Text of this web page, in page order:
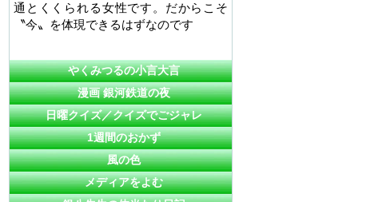
通とくくられる女性です。だからこそ
〝今〟を体現できるはずなのです
やくみつるの小言大言
漫画 銀河鉄道の夜
日曜クイズ／クイズでごジャレ
1週間のおかず
風の色
メディアをよむ